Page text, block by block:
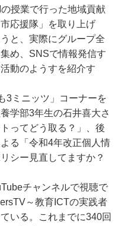
授業で行った地域貢献
応援隊」を取り上げ
と、実際にグループ全
め、SNSで情報発信す
動のようすを紹介す
3ミニッツ」コーナーを
学部3年生の石井喜大さ
ってどう取る？」、後
る「令和4年改正個人情
シー見直してますか？
チャンネルで視聴で
～教育ICTの実践者
いる。これまでに340回